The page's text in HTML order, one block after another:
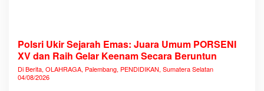
Polsri Ukir Sejarah Emas: Juara Umum PORSENI
XV dan Raih Gelar Keenam Secara Beruntun
Di Berita, OLAHRAGA, Palembang, PENDIDIKAN, Sumatera Selatan
04/08/2026